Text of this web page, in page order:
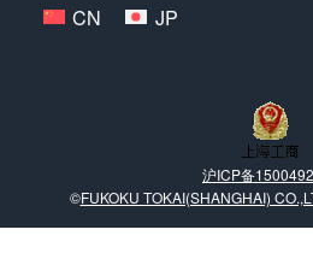
CN JP
沪ICP备
©FUKOKU TOKAI(SHANGHAI)